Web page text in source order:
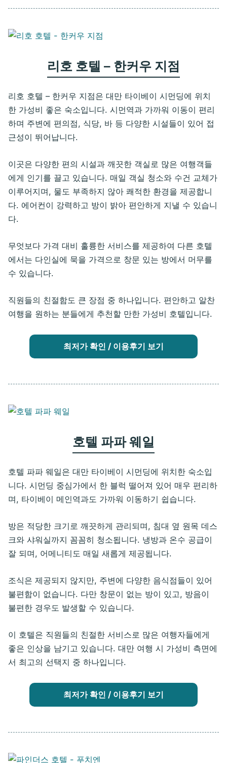
리호 호텔 – 한커우 지점
리호 호텔 – 한커우 지점은 대만 타이베이 시먼딩에 위치
한 가성비 좋은 숙소입니다. 시먼역과 가까워 이동이 편리
하며 주변에 편의점, 식당, 바 등 다양한 시설들이 있어 접
근성이 뛰어납니다.
이곳은 다양한 편의 시설과 깨끗한 객실로 많은 여행객들
에게 인기를 끌고 있습니다. 매일 객실 청소와 수건 교체가
이루어지며, 물도 부족하지 않아 쾌적한 환경을 제공합니
다. 에어컨이 강력하고 방이 밝아 편안하게 지낼 수 있습니
다.
무엇보다 가격 대비 훌륭한 서비스를 제공하여 다른 호텔
에서는 다인실에 묵을 가격으로 창문 있는 방에서 머무를
수 있습니다.
직원들의 친절함도 큰 장점 중 하나입니다. 편안하고 알찬
여행을 원하는 분들에게 추천할 만한 가성비 호텔입니다.
최저가 확인 / 이용후기 보기
호텔 파파 웨일
호텔 파파 웨일은 대만 타이베이 시먼딩에 위치한 숙소입
니다. 시먼딩 중심가에서 한 블럭 떨어져 있어 매우 편리하
며, 타이베이 메인역과도 가까워 이동하기 쉽습니다.
방은 적당한 크기로 깨끗하게 관리되며, 침대 옆 원목 데스
크와 샤워실까지 꼼꼼히 청소됩니다. 냉방과 온수 공급이
잘 되며, 어메니티도 매일 새롭게 제공됩니다.
조식은 제공되지 않지만, 주변에 다양한 음식점들이 있어
불편함이 없습니다. 다만 창문이 없는 방이 있고, 방음이
불편한 경우도 발생할 수 있습니다.
이 호텔은 직원들의 친절한 서비스로 많은 여행자들에게
좋은 인상을 남기고 있습니다. 대만 여행 시 가성비 측면에
서 최고의 선택지 중 하나입니다.
최저가 확인 / 이용후기 보기